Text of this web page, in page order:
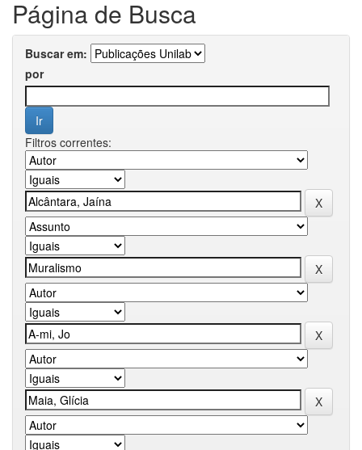
Página de Busca
Buscar em:
por
Filtros correntes: